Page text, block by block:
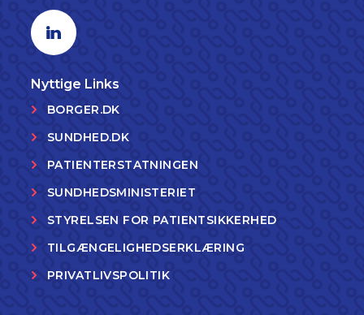
Linkedin profil
Nyttige Links
BORGER.DK
SUNDHED.DK
PATIENTERSTATNINGEN
SUNDHEDSMINISTERIET
STYRELSEN FOR PATIENTSIKKERHED
TILGÆNGELIGHEDSERKLÆRING
PRIVATLIVSPOLITIK